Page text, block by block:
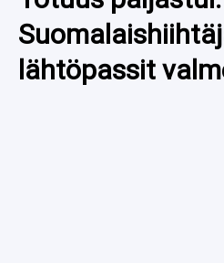
YLEISURHEILU
WILMA HELTELÄ
TALVILAJIT
lähtöpassit